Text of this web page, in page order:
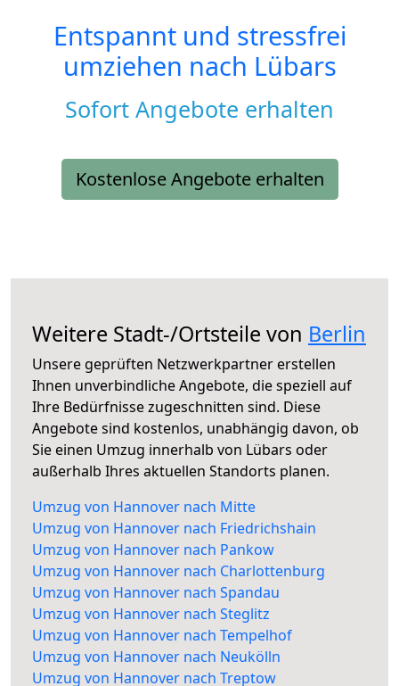
Entspannt und stressfrei
umziehen nach Lübars
Sofort Angebote erhalten
Kostenlose Angebote erhalten
Weitere Stadt-/Ortsteile von Berlin
Unsere geprüften Netzwerkpartner erstellen
Ihnen unverbindliche Angebote, die speziell auf
Ihre Bedürfnisse zugeschnitten sind. Diese
Angebote sind kostenlos, unabhängig davon, ob
Sie einen Umzug innerhalb von Lübars oder
außerhalb Ihres aktuellen Standorts planen.
Umzug von Hannover nach Mitte
Umzug von Hannover nach Friedrichshain
Umzug von Hannover nach Pankow
Umzug von Hannover nach Charlottenburg
Umzug von Hannover nach Spandau
Umzug von Hannover nach Steglitz
Umzug von Hannover nach Tempelhof
Umzug von Hannover nach Neukölln
Umzug von Hannover nach Treptow